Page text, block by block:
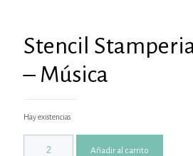
Stencil
– Música
Hay existencias
Añadir al carrito